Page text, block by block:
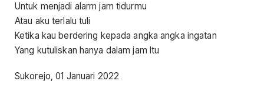
Untuk menjadi alarm jam tidurmu
Atau aku terlalu tuli
Ketika kau berdering kepada angka angka ingatan
Yang kutuliskan hanya dalam jam Itu
Sukorejo, 01 Januari 2022